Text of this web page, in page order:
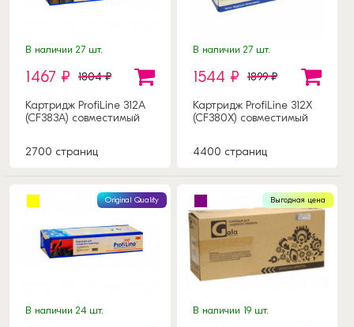
В наличии 27 шт.
1467 ₽ 1804 ₽
Картридж ProfiLine 312A
(CF383A) совместимый
2700 страниц
В наличии 27 шт.
1544 ₽ 1899 ₽
Картридж ProfiLine 312X
(CF380X) совместимый
4400 страниц
Original Quality
В наличии 24 шт.
Выгодная цена
В наличии 19 шт.